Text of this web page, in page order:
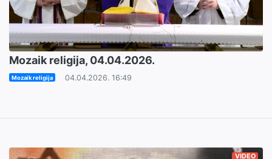
Mozaik religija, 04.04.2026.
Mozaik religija 04.04.2026. 16:49
VIDEO